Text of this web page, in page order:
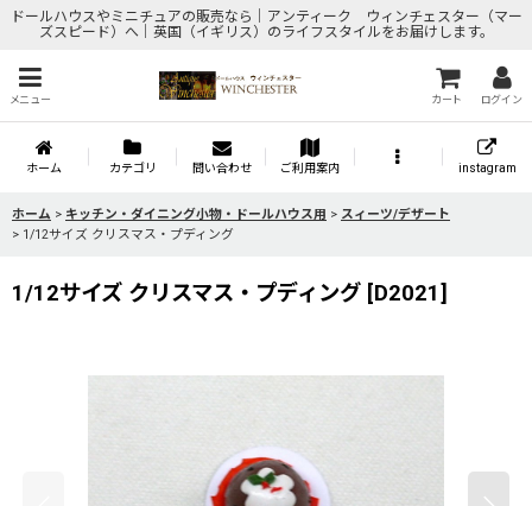
ドールハウスやミニチュアの販売なら｜アンティーク ウィンチェスター（マー
ズスピード）へ｜英国（イギリス）のライフスタイルをお届けします。
メニュー カート ログイン
ホーム カテゴリ 問い合わせ ご利用案内 instagram
ホーム > キッチン・ダイニング小物・ドールハウス用 > スィーツ/デザート
> 1/12サイズ クリスマス・プディング
1/12サイズ クリスマス・プディング [D2021]